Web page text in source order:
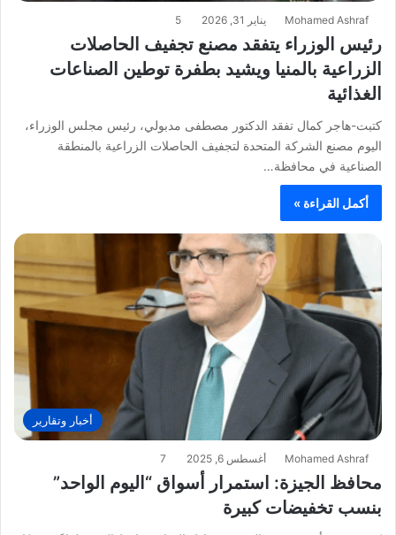
Mohamed Ashraf يناير 31, 2026 5
رئيس الوزراء يتفقد مصنع تجفيف الحاصلات
الزراعية بالمنيا ويشيد بطفرة توطين الصناعات
الغذائية
كتبت-هاجر كمال تفقد الدكتور مصطفى مدبولي، رئيس مجلس الوزراء،
اليوم مصنع الشركة المتحدة لتجفيف الحاصلات الزراعية بالمنطقة
الصناعية في محافظة…
أكمل القراءة »
أخبار وتقارير
Mohamed Ashraf أغسطس 6, 2025 7
محافظ الجيزة: استمرار أسواق “اليوم الواحد”
بنسب تخفيضات كبيرة